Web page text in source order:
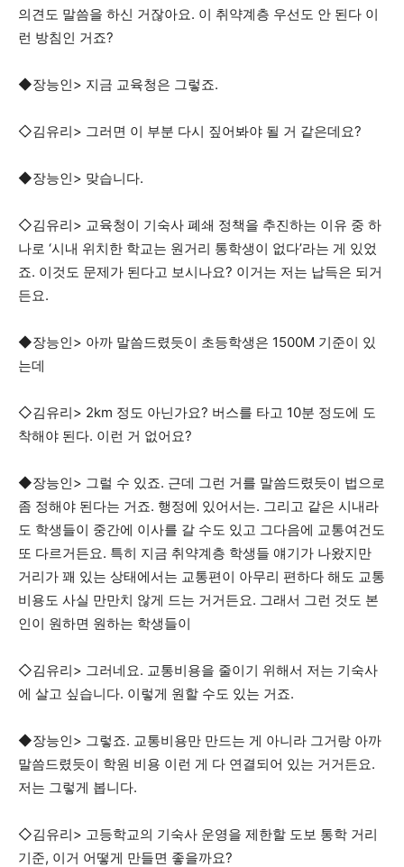
의견도 말씀을 하신 거잖아요. 이 취약계층 우선도 안 된다 이
런 방침인 거죠?
◆장능인> 지금 교육청은 그렇죠.
◇김유리> 그러면 이 부분 다시 짚어봐야 될 거 같은데요?
◆장능인> 맞습니다.
◇김유리> 교육청이 기숙사 폐쇄 정책을 추진하는 이유 중 하
나로 ‘시내 위치한 학교는 원거리 통학생이 없다’라는 게 있었
죠. 이것도 문제가 된다고 보시나요? 이거는 저는 납득은 되거
든요.
◆장능인> 아까 말씀드렸듯이 초등학생은 1500M 기준이 있
는데
◇김유리> 2km 정도 아닌가요? 버스를 타고 10분 정도에 도
착해야 된다. 이런 거 없어요?
◆장능인> 그럴 수 있죠. 근데 그런 거를 말씀드렸듯이 법으로
좀 정해야 된다는 거죠. 행정에 있어서는. 그리고 같은 시내라
도 학생들이 중간에 이사를 갈 수도 있고 그다음에 교통여건도
또 다르거든요. 특히 지금 취약계층 학생들 얘기가 나왔지만
거리가 꽤 있는 상태에서는 교통편이 아무리 편하다 해도 교통
비용도 사실 만만치 않게 드는 거거든요. 그래서 그런 것도 본
인이 원하면 원하는 학생들이
◇김유리> 그러네요. 교통비용을 줄이기 위해서 저는 기숙사
에 살고 싶습니다. 이렇게 원할 수도 있는 거죠.
◆장능인> 그렇죠. 교통비용만 만드는 게 아니라 그거랑 아까
말씀드렸듯이 학원 비용 이런 게 다 연결되어 있는 거거든요.
저는 그렇게 봅니다.
◇김유리> 고등학교의 기숙사 운영을 제한할 도보 통학 거리
기준, 이거 어떻게 만들면 좋을까요?